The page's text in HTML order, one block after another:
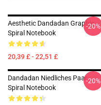
Aesthetic Dandadan Graphic
Spiral Notebook
20,39 £ - 22,51 £
-20%
Dandadan Niedliches Paar
Spiral Notebook
-20%